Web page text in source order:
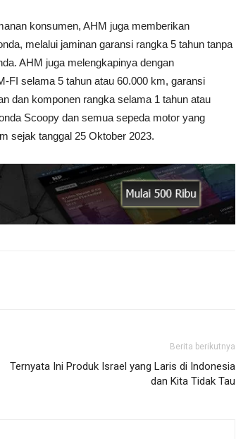
konsumen, AHM juga memberikan
melalui jaminan garansi rangka 5 tahun tanpa
AHM juga melengkapinya dengan
FI selama 5 tahun atau 60.000 km, garansi
dan komponen rangka selama 1 tahun atau
Scoopy dan semua sepeda motor yang
sejak tanggal 25 Oktober 2023.
Berita berikutnya
Ternyata Ini Produk Israel yang Laris di Indonesia
dan Kita Tidak Tau